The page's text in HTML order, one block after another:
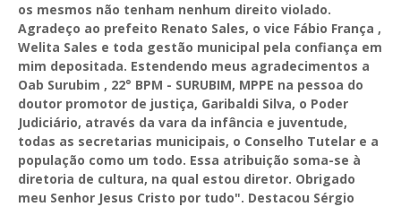
os mesmos não tenham nenhum direito violado.
Agradeço ao prefeito Renato Sales, o vice Fábio França ,
Welita Sales e toda gestão municipal pela confiança em
mim depositada. Estendendo meus agradecimentos a
Oab Surubim , 22° BPM - SURUBIM, MPPE na pessoa do
doutor promotor de justiça, Garibaldi Silva, o Poder
Judiciário, através da vara da infância e juventude,
todas as secretarias municipais, o Conselho Tutelar e a
população como um todo. Essa atribuição soma-se à
diretoria de cultura, na qual estou diretor. Obrigado
meu Senhor Jesus Cristo por tudo". Destacou Sérgio